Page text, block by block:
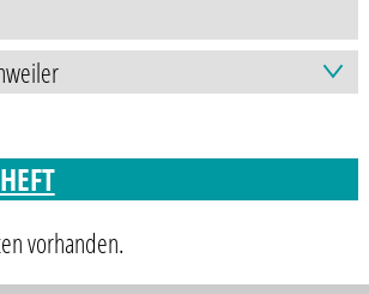
vorhanden.